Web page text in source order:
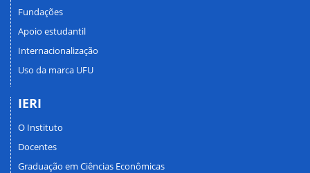
Fundações
Apoio estudantil
Internacionalização
Uso da marca UFU
IERI
O Instituto
Docentes
Graduação em Ciências Econômicas